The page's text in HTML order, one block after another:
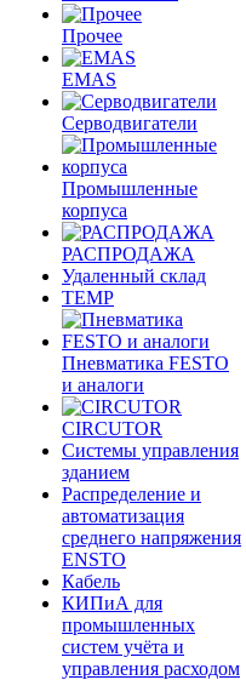
Прочее
EMAS
Cерводвигатели
Промышленные
корпуса
РАСПРОДАЖА
Удаленный склад
TEMP
Пневматика FESTO
и аналоги
CIRCUTOR
Системы управления
зданием
Распределение и
автоматизация
среднего напряжения
ENSTO
Кабель
КИПиА для
промышленных
систем учёта и
управления расходом